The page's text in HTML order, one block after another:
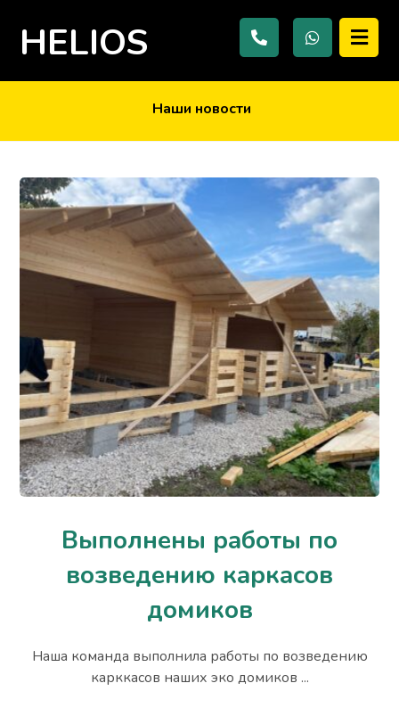
HELIOS
Наши новости
Выполнены работы по
возведению каркасов
домиков
Наша команда выполнила работы по возведению
карккасов наших эко домиков ...